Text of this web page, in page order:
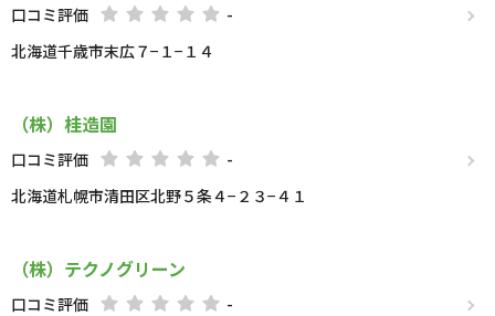
口コミ評価
-
北海道千歳市末広７−１−１４
（株）桂造園
口コミ評価
-
北海道札幌市清田区北野５条４−２３−４１
（株）テクノグリーン
口コミ評価
-